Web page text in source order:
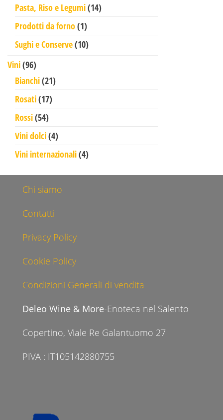
Pasta, Riso e Legumi 1414 prodotti
Prodotti da forno 11 prodotto
Sughi e Conserve 1010 prodotti
Vini 9696 prodotti
Bianchi 2121 prodotti
Rosati 1717 prodotti
Rossi 5454 prodotti
Vini dolci 44 prodotti
Vini internazionali 44 prodotti
Chi siamo
Contatti
Privacy Policy
Cookie Policy
Condizioni Generali di vendita
Deleo Wine & More-Enoteca nel Salento
Copertino, Viale Re Galantuomo 27
PIVA : IT105142880755